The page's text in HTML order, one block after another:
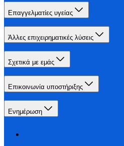
Επαγγελματίες υγείας
Άλλες επιχειρηματικές λύσεις
Σχετικά με εμάς
Επικοινωνία υποστήριξης
Ενημέρωση